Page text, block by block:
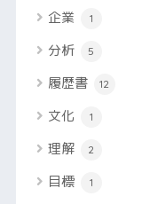
企業 1
分析 5
履歴書 12
文化 1
理解 2
目標 1